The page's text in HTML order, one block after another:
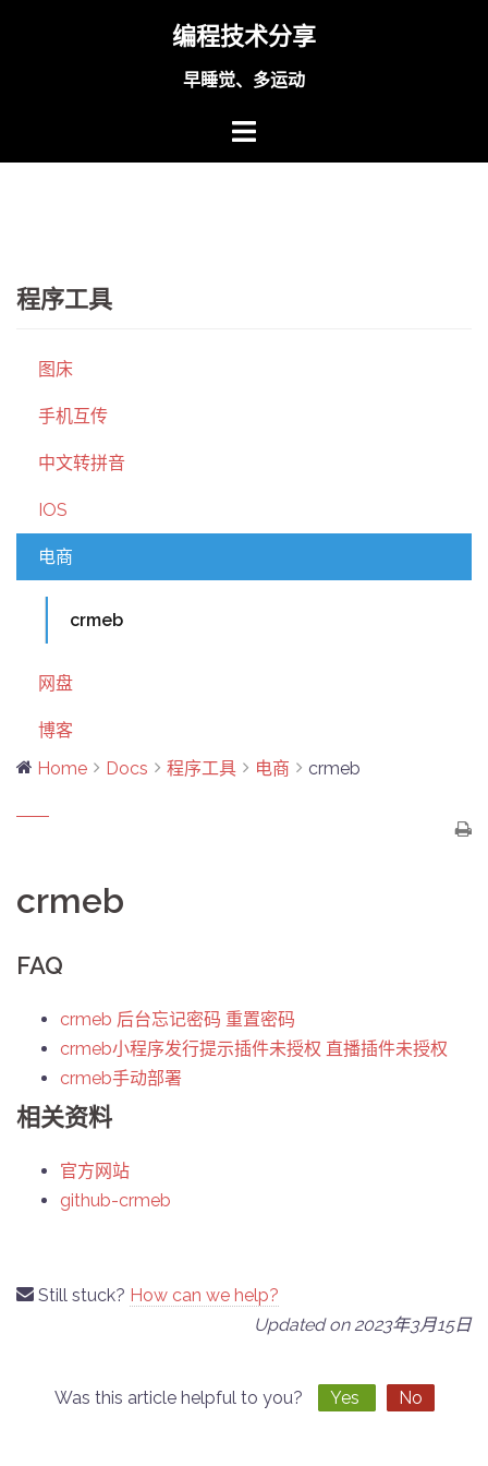
编程技术分享
早睡觉、多运动
程序工具
图床
手机互传
中文转拼音
IOS
电商
crmeb
网盘
博客
Home
Docs 程序工具 电商 crmeb
crmeb
FAQ
crmeb 后台忘记密码 重置密码
crmeb小程序发行提示插件未授权 直播插件未授权
crmeb手动部署
相关资料
官方网站
github-crmeb
Still stuck? How can we help?
Updated on 2023年3月15日
Was this article helpful to you? Yes No